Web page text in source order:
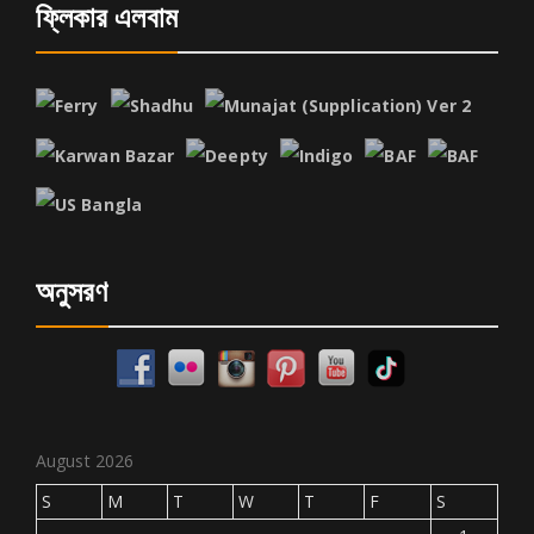
ফ্লিকার এলবাম
অনুসরণ
August 2026
S
M T W T F
S